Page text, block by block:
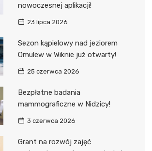
nowoczesnej aplikacji!
23 lipca 2026
Sezon kąpielowy nad jeziorem
Omulew w Wiknie już otwarty!
25 czerwca 2026
Bezpłatne badania
mammograficzne w Nidzicy!
3 czerwca 2026
Grant na rozwój zajęć